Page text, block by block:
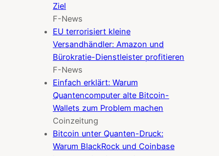
Ziel
F-News
EU terrorisiert kleine
Versandhändler: Amazon und
Bürokratie-Dienstleister profitieren
F-News
Einfach erklärt: Warum
Quantencomputer alte Bitcoin-
Wallets zum Problem machen
Coinzeitung
Bitcoin unter Quanten-Druck:
Warum BlackRock und Coinbase